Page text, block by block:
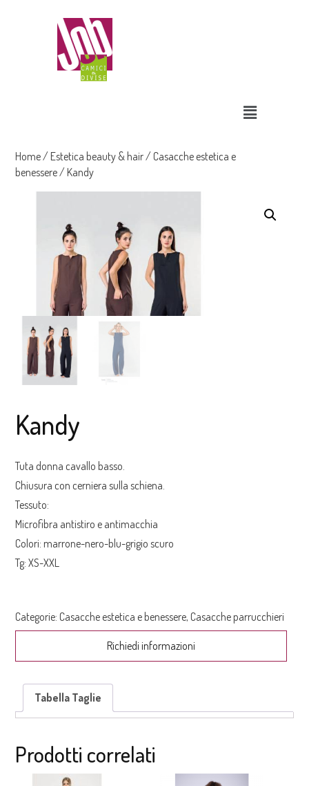
Home/ Estetica beauty & hair/ Casacche estetica e
benessere/ Kandy
Kandy
Tuta donna cavallo basso.
Chiusura con cerniera sulla schiena.
Tessuto:
Microfibra antistiro e antimacchia
Colori: marrone-nero-blu-grigio scuro
Tg: XS-XXL
Categorie: Casacche estetica e benessere, Casacche parrucchieri
Richiedi informazioni
Tabella Taglie
Prodotti correlati